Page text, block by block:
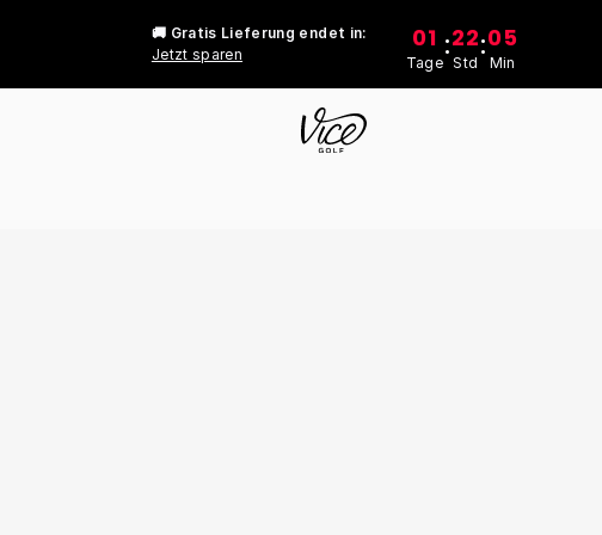
🚚 Gratis Lieferung endet in:
Jetzt sparen
01
Tage
:22
Std
:05
Min